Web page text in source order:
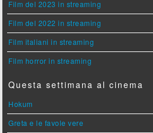
Film del 2023 in streaming
Film del 2022 in streaming
Film italiani in streaming
Film horror in streaming
Questa settimana al cinema
Hokum
Greta e le favole vere